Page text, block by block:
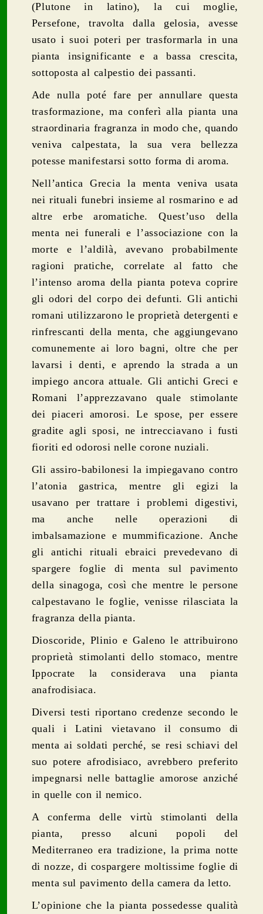
(Plutone in latino), la cui moglie,
Persefone, travolta dalla gelosia, avesse
usato i suoi poteri per trasformarla in una
pianta insignificante e a bassa crescita,
sottoposta al calpestio dei passanti.
Ade nulla poté fare per annullare questa
trasformazione, ma conferì alla pianta una
straordinaria fragranza in modo che, quando
veniva calpestata, la sua vera bellezza
potesse manifestarsi sotto forma di aroma.
Nell’antica Grecia la menta veniva usata
nei rituali funebri insieme al rosmarino e ad
altre erbe aromatiche. Quest’uso della
menta nei funerali e l’associazione con la
morte e l’aldilà, avevano probabilmente
ragioni pratiche, correlate al fatto che
l’intenso aroma della pianta poteva coprire
gli odori del corpo dei defunti. Gli antichi
romani utilizzarono le proprietà detergenti e
rinfrescanti della menta, che aggiungevano
comunemente ai loro bagni, oltre che per
lavarsi i denti, e aprendo la strada a un
impiego ancora attuale. Gli antichi Greci e
Romani l’apprezzavano quale stimolante
dei piaceri amorosi. Le spose, per essere
gradite agli sposi, ne intrecciavano i fusti
fioriti ed odorosi nelle corone nuziali.
Gli assiro-babilonesi la impiegavano contro
l’atonia gastrica, mentre gli egizi la
usavano per trattare i problemi digestivi,
ma anche nelle operazioni di
imbalsamazione e mummificazione. Anche
gli antichi rituali ebraici prevedevano di
spargere foglie di menta sul pavimento
della sinagoga, così che mentre le persone
calpestavano le foglie, venisse rilasciata la
fragranza della pianta.
Dioscoride, Plinio e Galeno le attribuirono
proprietà stimolanti dello stomaco, mentre
Ippocrate la considerava una pianta
anafrodisiaca.
Diversi testi riportano credenze secondo le
quali i Latini vietavano il consumo di
menta ai soldati perché, se resi schiavi del
suo potere afrodisiaco, avrebbero preferito
impegnarsi nelle battaglie amorose anziché
in quelle con il nemico.
A conferma delle virtù stimolanti della
pianta, presso alcuni popoli del
Mediterraneo era tradizione, la prima notte
di nozze, di cospargere moltissime foglie di
menta sul pavimento della camera da letto.
L’opinione che la pianta possedesse qualità